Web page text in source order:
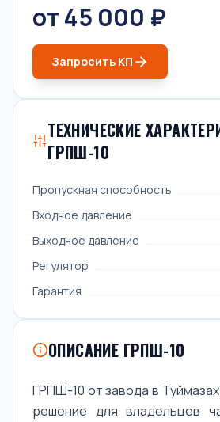
от 45 000 ₽
Запросить КП
ТЕХНИЧЕСКИЕ
ГРПШ-10
Пропускная способность
Входное давление
Выходное давление
Регулятор
Гарантия
ОПИСАНИЕ ГРПШ-10
ГРПШ-10 от завода в
решение для владельцев